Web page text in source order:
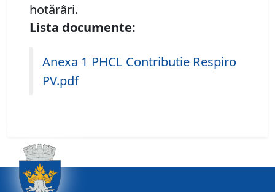
hotărâri.
Lista documente:
Anexa 1 PHCL Contributie Respiro
PV.pdf